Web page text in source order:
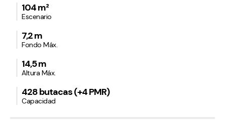
Volver al inicio
Agenda
Escenario
104 m²
Fondo Máx.
7,2 m
Altura Máx.
14,5 m
Capacidad
428 butacas (+4 PMR)